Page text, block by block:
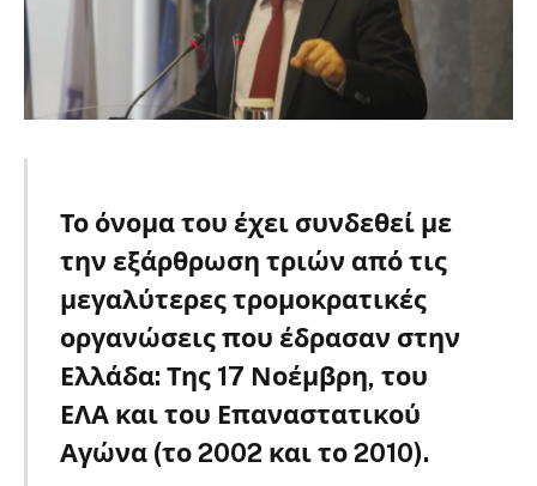
Το όνομα του έχει συνδεθεί με
την εξάρθρωση τριών από τις
μεγαλύτερες τρομοκρατικές
οργανώσεις που έδρασαν στην
Ελλάδα: Της 17 Νοέμβρη, του
ΕΛΑ και του Επαναστατικού
Αγώνα (το 2002 και το 2010).